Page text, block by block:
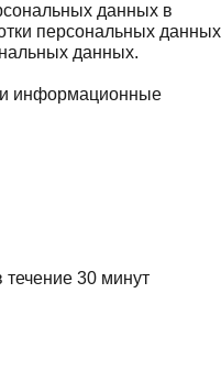
данных в
персональных данных
данных.
информационные
течение 30 минут